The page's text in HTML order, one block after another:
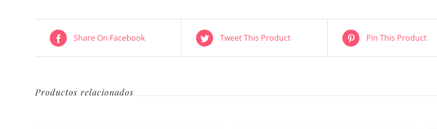
Share On Facebook Tweet This Product Pin This Product
Productos relacionados